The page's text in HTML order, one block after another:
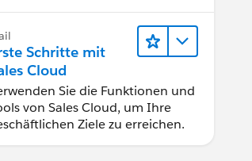
Schritte mit
Cloud
Sie die Funktionen und
von Sales Cloud, um Ihre
Ziele zu erreichen.